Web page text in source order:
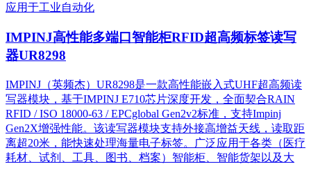
应用于工业自动化
IMPINJ高性能多端口智能柜RFID超高频标签读写
器UR8298
IMPINJ（英频杰）UR8298是一款高性能嵌入式UHF超高频读
写器模块，基于IMPINJ E710芯片深度开发，全面契合RAIN
RFID / ISO 18000-63 / EPCglobal Gen2v2标准，支持Impinj
Gen2X增强性能。该读写器模块支持外接高增益天线，读取距
离超20米，能快速处理海量电子标签。广泛应用于各类（医疗
耗材、试剂、工具、图书、档案）智能柜、智能货架以及大